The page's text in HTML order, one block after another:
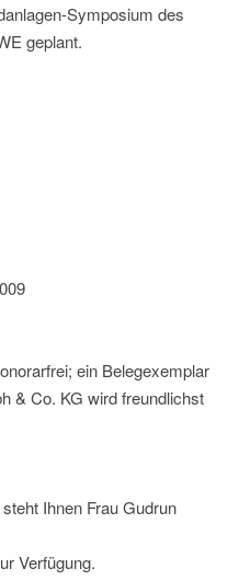
Symposium des
geplant.
ein Belegexemplar
& Co. KG wird freundlichst
Ihnen Frau Gudrun
Verfügung.